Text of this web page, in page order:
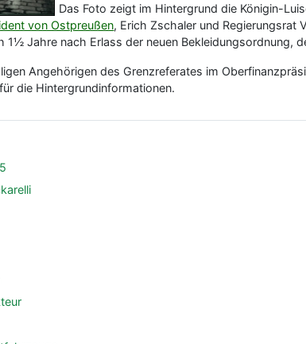
Das Foto zeigt im Hintergrund die Königin-
von Ostpreußen, Erich Zschaler und Regierungsrat
1½ Jahre nach Erlass der neuen
Angehörigen des Grenzreferates im
die Hintergrundinformationen.